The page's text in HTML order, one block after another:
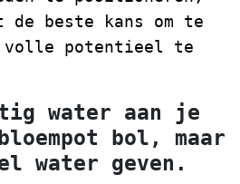
beste kans om te
potentieel te
water aan je
bol, maar
water geven.